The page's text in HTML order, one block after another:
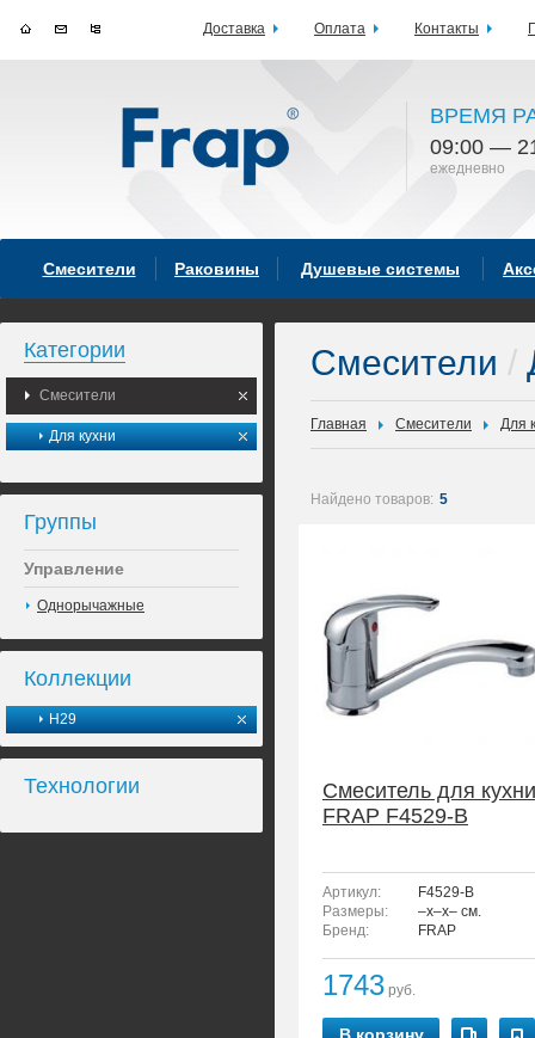
ВРЕМЯ
09:00 —
ежедневно
Смесители Раковины Душевые системы
Категории
Смесители
Для кухни
Группы
Управление
Однорычажные
Коллекции
H29
Технологии
Смесители /
Главная Смесители Для
Найдено товаров: 5
Смеситель для кухни
FRAP F4529-B
Артикул:
F4529-B
Размеры:
–x–x– см.
Бренд:
FRAP
1743 руб.
Доставка Оплата Контакты